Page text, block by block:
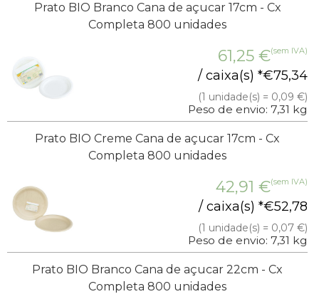
Prato BIO Branco Cana de açucar 17cm - Cx
Completa 800 unidades
61,25 €(sem IVA)
75,34
€
/ caixa(s) *
(1 unidade(s) = 0,09 €)
Peso de envio: 7,31 kg
Prato BIO Creme Cana de açucar 17cm - Cx
Completa 800 unidades
42,91 €(sem IVA)
52,78
€
/ caixa(s) *
(1 unidade(s) = 0,07 €)
Peso de envio: 7,31 kg
Prato BIO Branco Cana de açucar 22cm - Cx
Completa 800 unidades